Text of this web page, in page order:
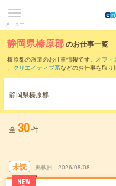
メニュー
静岡県榛原郡のお仕事一覧
榛原郡の派遣のお仕事情報です。 オフィ
、 クリエイティブ系などのお仕事を取り
また、葵区・藤枝市 など隣接
静岡県榛原郡
全 30件
未読
NEW
掲載日 2026/08/08